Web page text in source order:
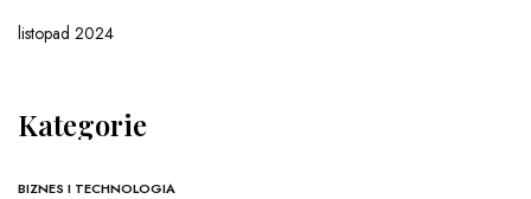
listopad 2024
Kategorie
BIZNES I TECHNOLOGIA